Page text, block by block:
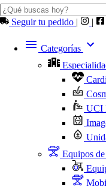
Seguir tu pedido | |
Categorías
UCI
Equipos